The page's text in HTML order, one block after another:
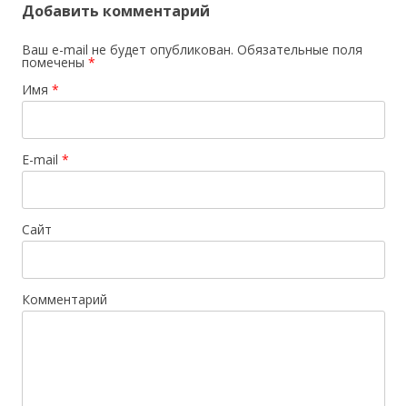
Добавить комментарий
Ваш e-mail не будет опубликован. Обязательные поля
помечены *
Имя *
E-mail *
Сайт
Комментарий